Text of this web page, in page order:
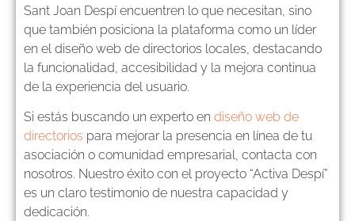
Sant Joan Despí encuentren lo que necesitan, sino
que también posiciona la plataforma como un líder
en el diseño web de directorios locales, destacando
la funcionalidad, accesibilidad y la mejora continua
de la experiencia del usuario.
Si estás buscando un experto en diseño web de
directorios para mejorar la presencia en línea de tu
asociación o comunidad empresarial, contacta con
nosotros. Nuestro éxito con el proyecto “Activa Despí”
es un claro testimonio de nuestra capacidad y
dedicación.